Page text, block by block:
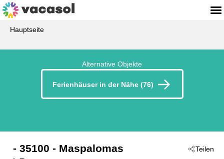
Hauptseite
Alternative Objekte
Ferienhäuser in der Nähe (76)
Teilen
- 35100 - Maspalomas